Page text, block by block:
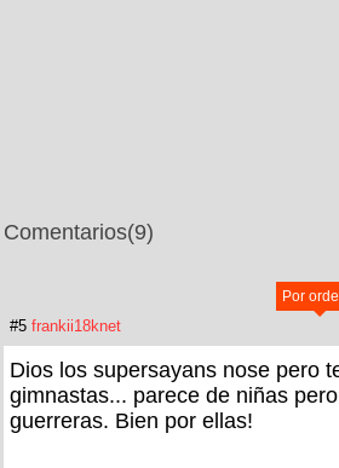
Comentarios(9)
Por
#5 frankii18knet
Dios los supersayans nose pero
gimnastas... parece de niñas
guerreras. Bien por ellas!